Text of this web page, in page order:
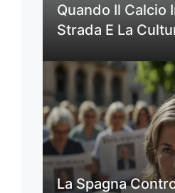
Quando Il Calcio
Strada E La
La Spagna